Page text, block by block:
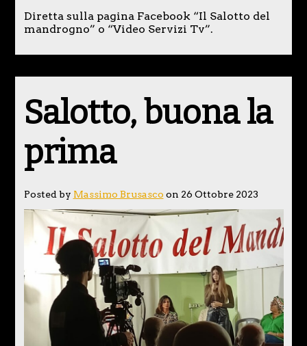
Diretta sulla pagina Facebook “Il Salotto del
mandrogno” o “Video Servizi Tv”.
Salotto, buona la
prima
Posted by Massimo Brusasco on 26 Ottobre 2023